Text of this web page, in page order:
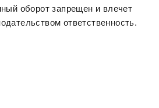
оборот запрещен и влечет
ответственность.
стать лидером Старшей школы